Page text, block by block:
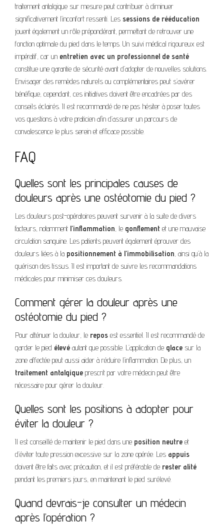
traitement antalgique sur mesure peut contribuer à diminuer
significativement l’inconfort ressenti. Les sessions de rééducation
jouent également un rôle prépondérant, permettant de retrouver une
fonction optimale du pied dans le temps. Un suivi médical rigoureux est
impératif, car un entretien avec un professionnel de santé
constitue une garantie de sécurité avant d’adopter de nouvelles solutions.
Envisager des remèdes naturels ou complémentaires peut s’avérer
bénéfique, cependant, ces initiatives doivent être encadrées par des
conseils éclairés. Il est recommandé de ne pas hésiter à poser toutes
vos questions à votre praticien afin d’assurer un parcours de
convalescence le plus serein et efficace possible.
FAQ
Quelles sont les principales causes de
douleurs après une ostéotomie du pied ?
Les douleurs post-opératoires peuvent survenir à la suite de divers
facteurs, notamment l’inflammation, le gonflement et une mauvaise
circulation sanguine. Les patients peuvent également éprouver des
douleurs liées à la positionnement à l’immobilisation, ainsi qu’à la
guérison des tissus. Il est important de suivre les recommandations
médicales pour minimiser ces douleurs.
Comment gérer la douleur après une
ostéotomie du pied ?
Pour atténuer la douleur, le repos est essentiel. Il est recommandé de
garder le pied élevé autant que possible. L’application de glace sur la
zone affectée peut aussi aider à réduire l’inflammation. De plus, un
traitement antalgique prescrit par votre médecin peut être
nécessaire pour gérer la douleur.
Quelles sont les positions à adopter pour
éviter la douleur ?
Il est conseillé de maintenir le pied dans une position neutre et
d’éviter toute pression excessive sur la zone opérée. Les appuis
doivent être faits avec précaution, et il est préférable de rester alité
pendant les premiers jours, en maintenant le pied surélevé.
Quand devrais-je consulter un médecin
après l’opération ?